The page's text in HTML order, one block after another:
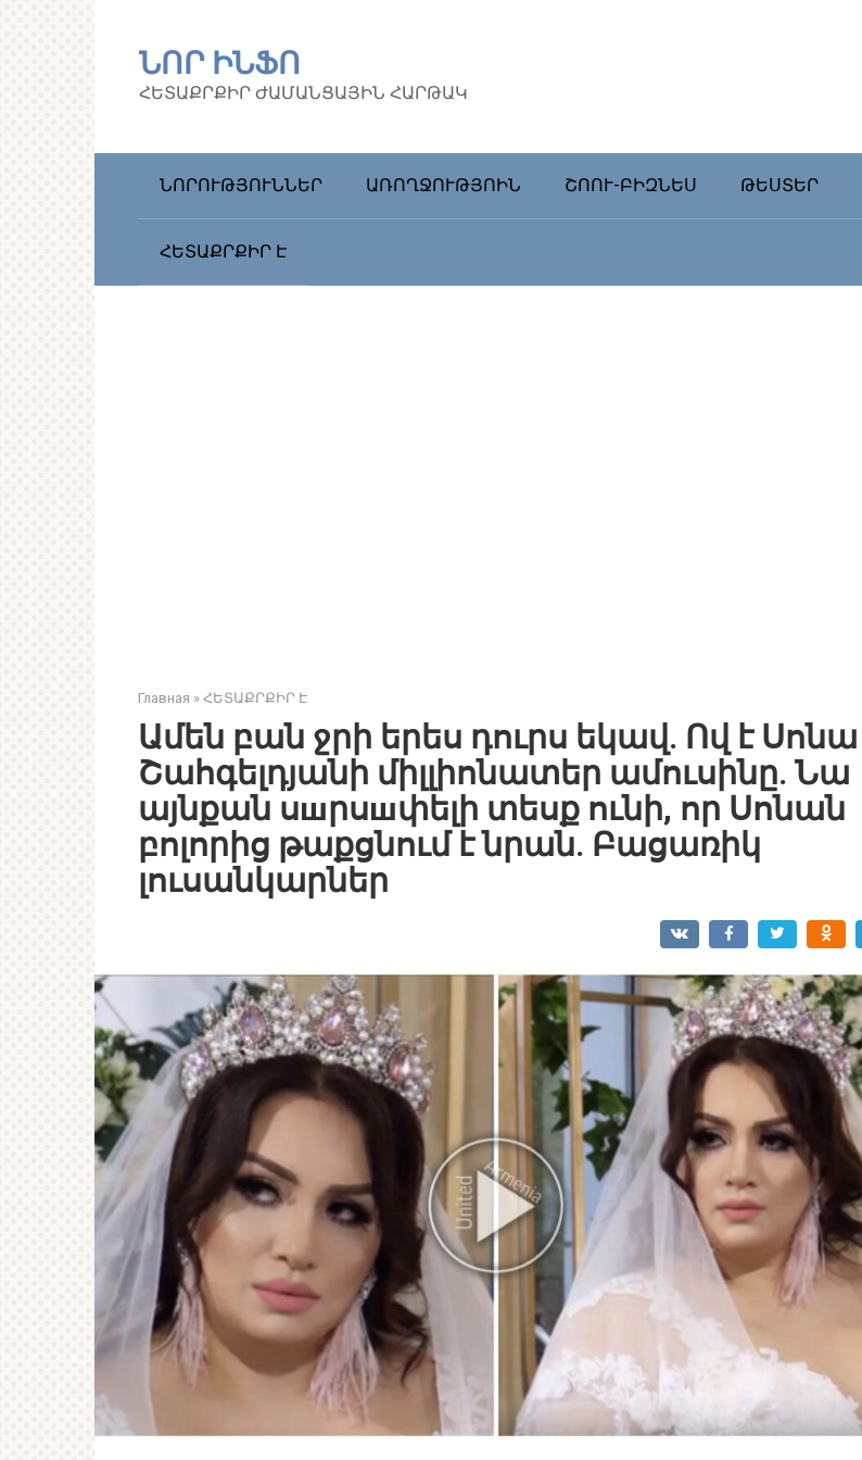
ՆՈՐ ԻՆՖՈ
ՀԵՏԱՔՐՔԻՐ ԺԱՄԱՆՑԱՅԻՆ ՀԱՐԹԱԿ
ՆՈՐՈՒԹՅՈՒՆՆԵՐ ԱՌՈՂՋՈՒԹՅՈԻՆ ՇՈՈՒ-ԲԻԶՆԵՍ ԹԵՍՏԵՐ
ՀԵՏԱՔՐՔԻՐ Է
Главная » ՀԵՏԱՔՐՔԻՐ Է
Ամեն բան ջրի երես դուրս եկավ. Ով է Սոնա
Շահգելդյանի միլլիոնատեր ամուսինը. Նա
այնքան սшրսшփելի տեսք ունի, որ Սոնան
բոլորից թաքցնում է նրան. Բացառիկ
լուսանկարներ